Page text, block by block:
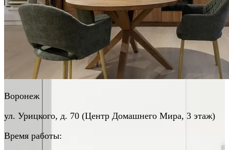
Воронеж
ул. Урицкого, д. 70 (Центр Домашнего Мира, 3 этаж)
Время работы: